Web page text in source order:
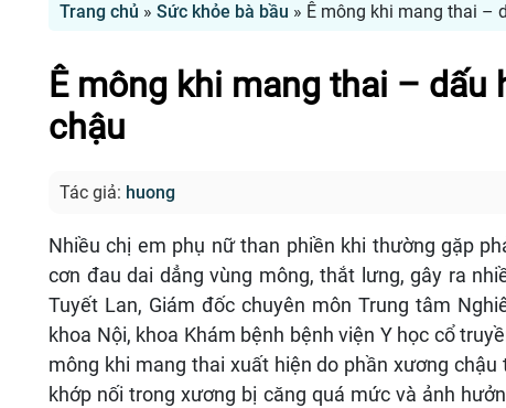
Trang chủ » Sức khỏe bà bầu » Ê mông khi mang thai –
Ê mông khi mang thai –
chậu
Tác giả: huong
Nhiều chị em phụ nữ than phiền khi thường gặp
cơn đau dai dẳng vùng mông, thắt lưng, gây ra
Tuyết Lan, Giám đốc chuyên môn Trung tâm
khoa Nội, khoa Khám bệnh bệnh viện Y học cổ
mông khi mang thai xuất hiện do phần xương
khớp nối trong xương bị căng quá mức và ảnh